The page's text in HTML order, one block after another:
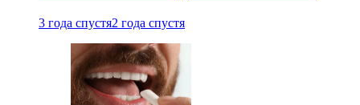
3 года спустя2 года спустя